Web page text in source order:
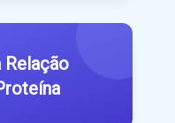
Relação